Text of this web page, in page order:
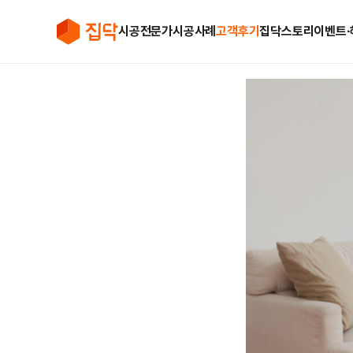
시공전문가시공사례고객후기집닥스토리 이벤트